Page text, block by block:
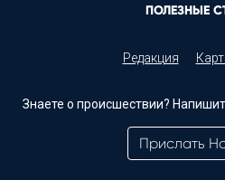
ПОЛЕЗНЫЕ
Редакция
Знаете о происшествии?
Прислать